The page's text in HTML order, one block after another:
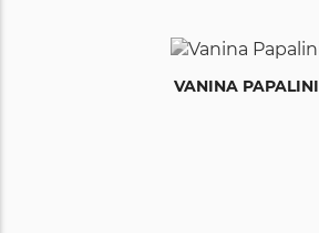
VANINA PAPALINI